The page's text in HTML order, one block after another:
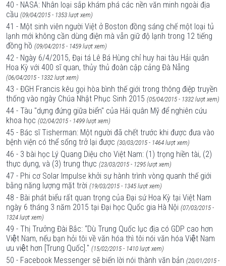
40 - NASA: Nhân loại sắp khám phá các nền văn minh ngoài địa
cầu (09/04/2015 - 1353 lượt xem)
41 - Một sinh viên người Việt ở Boston đồng sáng chế một loại tủ
lạnh mới không cần dùng điện mà vẫn giữ độ lạnh trong 12 tiếng
đồng hồ (09/04/2015 - 1459 lượt xem)
42 - Ngày 6/4/2015, Đại tá Lê Bá Hùng chỉ huy hai tàu Hải quân
Hoa Kỳ với 400 sĩ quan, thủy thủ đoàn cập cảng Đà Nẵng
(06/04/2015 - 1332 lượt xem)
43 - ĐGH Francis kêu gọi hòa bình thế giới trong thông điệp truyền
thống vào ngày Chúa Nhật Phục Sinh 2015 (05/04/2015 - 1332 lượt xem)
44 - Tàu "dựng đứng giữa biển" của Hải quân Mỹ để nghiên cứu
khoa học (02/04/2015 - 1499 lượt xem)
45 - Bác sĩ Tisherman: Một người đã chết trước khi được đưa vào
bệnh viện có thể sống trở lại được (30/03/2015 - 1464 lượt xem)
46 - 3 bài học Lý Quang Diệu cho Việt Nam: (1) trọng hiền tài, (2)
thực dụng, và (3) trung thực (23/03/2015 - 1295 lượt xem)
47 - Phi cơ Solar Impulse khởi sự hành trình vòng quanh thế giới
bằng năng lượng mặt trời (19/03/2015 - 1345 lượt xem)
48 - Bài phát biểu rất quan trọng của Đại sứ Hoa Kỳ tại Việt Nam
ngày 6 tháng 3 năm 2015 tại Đại học Quốc gia Hà Nội (07/03/2015 -
1324 lượt xem)
49 - Thị Trưởng Đài Bắc: “Dù Trung Quốc lục địa có GDP cao hơn
Việt Nam, nếu bạn hỏi tôi về văn hóa thì tôi nói văn hóa Việt Nam
ưu việt hơn [Trung Quốc]." (15/02/2015 - 1410 lượt xem)
50 - Facebook Messenger sẽ biến lời nói thành văn bản (20/01/2015 -